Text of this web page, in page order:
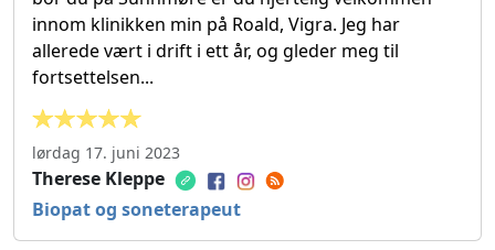
innom klinikken min på Roald, Vigra. Jeg har
allerede vært i drift i ett år, og gleder meg til
fortsettelsen...
lørdag 17. juni 2023
Therese Kleppe
Biopat og soneterapeut